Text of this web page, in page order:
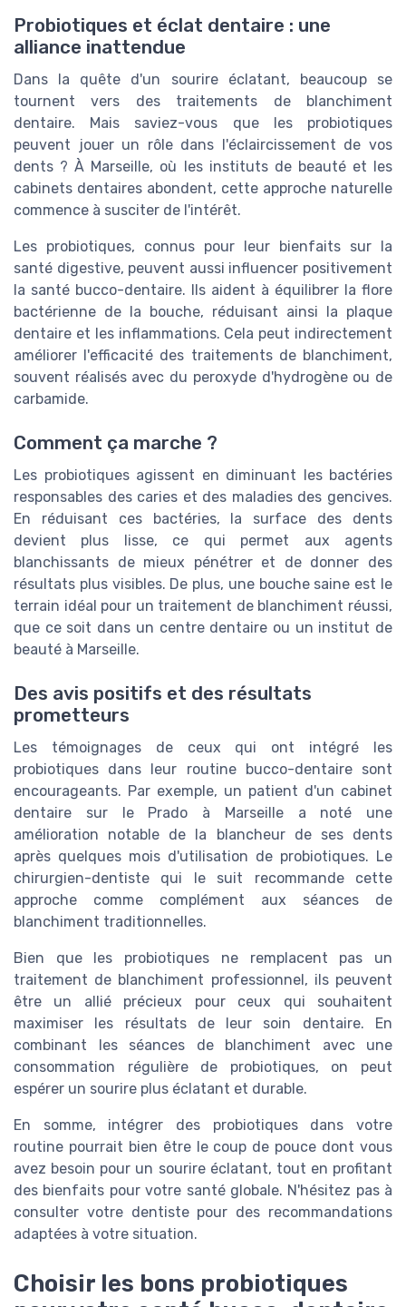
Probiotiques et éclat dentaire : une
alliance inattendue
Dans la quête d'un sourire éclatant, beaucoup se
tournent vers des traitements de blanchiment
dentaire. Mais saviez-vous que les probiotiques
peuvent jouer un rôle dans l'éclaircissement de vos
dents ? À Marseille, où les instituts de beauté et les
cabinets dentaires abondent, cette approche naturelle
commence à susciter de l'intérêt.
Les probiotiques, connus pour leur bienfaits sur la
santé digestive, peuvent aussi influencer positivement
la santé bucco-dentaire. Ils aident à équilibrer la flore
bactérienne de la bouche, réduisant ainsi la plaque
dentaire et les inflammations. Cela peut indirectement
améliorer l'efficacité des traitements de blanchiment,
souvent réalisés avec du peroxyde d'hydrogène ou de
carbamide.
Comment ça marche ?
Les probiotiques agissent en diminuant les bactéries
responsables des caries et des maladies des gencives.
En réduisant ces bactéries, la surface des dents
devient plus lisse, ce qui permet aux agents
blanchissants de mieux pénétrer et de donner des
résultats plus visibles. De plus, une bouche saine est le
terrain idéal pour un traitement de blanchiment réussi,
que ce soit dans un centre dentaire ou un institut de
beauté à Marseille.
Des avis positifs et des résultats
prometteurs
Les témoignages de ceux qui ont intégré les
probiotiques dans leur routine bucco-dentaire sont
encourageants. Par exemple, un patient d'un cabinet
dentaire sur le Prado à Marseille a noté une
amélioration notable de la blancheur de ses dents
après quelques mois d'utilisation de probiotiques. Le
chirurgien-dentiste qui le suit recommande cette
approche comme complément aux séances de
blanchiment traditionnelles.
Bien que les probiotiques ne remplacent pas un
traitement de blanchiment professionnel, ils peuvent
être un allié précieux pour ceux qui souhaitent
maximiser les résultats de leur soin dentaire. En
combinant les séances de blanchiment avec une
consommation régulière de probiotiques, on peut
espérer un sourire plus éclatant et durable.
En somme, intégrer des probiotiques dans votre
routine pourrait bien être le coup de pouce dont vous
avez besoin pour un sourire éclatant, tout en profitant
des bienfaits pour votre santé globale. N'hésitez pas à
consulter votre dentiste pour des recommandations
adaptées à votre situation.
Choisir les bons probiotiques